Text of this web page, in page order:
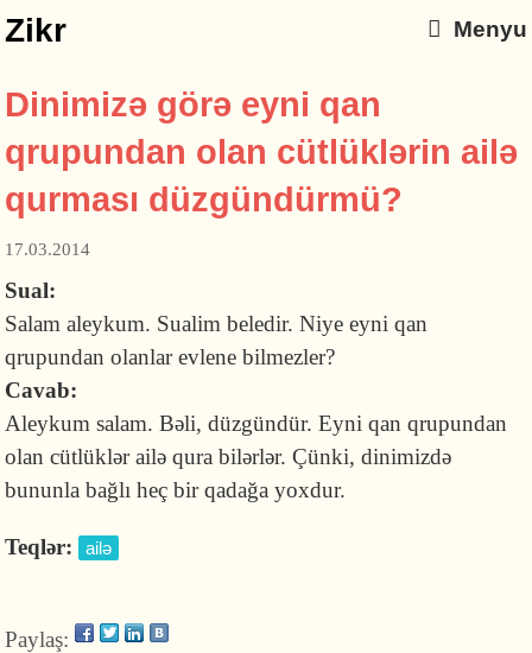
Zikr Menyu
Dinimizə görə eyni qan
qrupundan olan cütlüklərin ailə
qurması düzgündürmü?
17.03.2014
Sual:
Salam aleykum. Sualim beledir. Niye eyni qan
qrupundan olanlar evlene bilmezler?
Cavab:
Aleykum salam. Bəli, düzgündür. Eyni qan qrupundan
olan cütlüklər ailə qura bilərlər. Çünki, dinimizdə
bununla bağlı heç bir qadağa yoxdur.
Teqlər: ailə
Paylaş: